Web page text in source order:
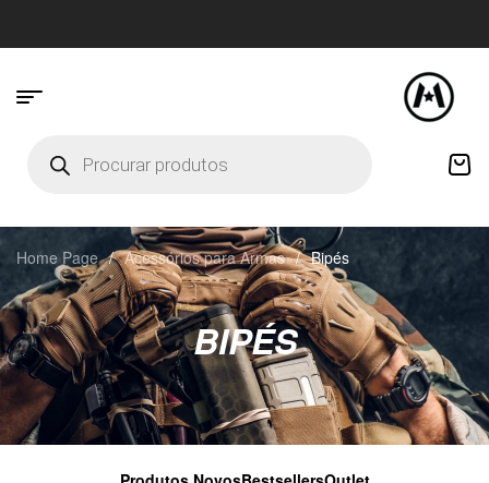
BIPÉS
Home Page / Acessórios para Armas / Bipés